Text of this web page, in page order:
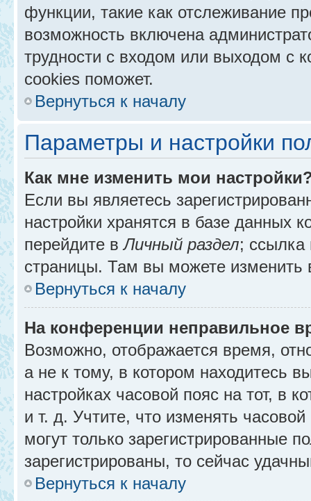
функции, такие как отслеживание
возможность включена
трудности с входом или выходом с
cookies поможет.
Вернуться к началу
Параметры и настройки
Как мне изменить мои
Если вы являетесь
настройки хранятся в базе данных
перейдите вЛичный раздел; ссылка
страницы. Там вы можете изменить
Вернуться к началу
На конференции неправильное
Возможно, отображается время,
а не к тому, в котором находитесь
настройках часовой пояс на тот, в
и т. д. Учтите, что изменять
могут только зарегистрированные
зарегистрированы, то сейчас
Вернуться к началу